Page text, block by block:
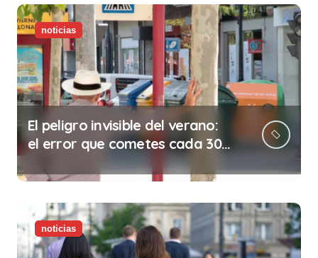
noticias
El peligro invisible del verano:
el error que cometes cada 30
minutos en tu trabajo (y la
ilegalidad que te puede costar
la vida)
noticias